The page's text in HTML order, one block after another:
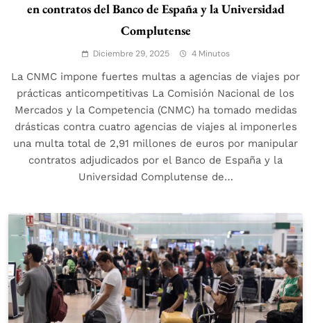
en contratos del Banco de España y la Universidad
Complutense
Diciembre 29, 2025 4 Minutos
La CNMC impone fuertes multas a agencias de viajes por
prácticas anticompetitivas La Comisión Nacional de los
Mercados y la Competencia (CNMC) ha tomado medidas
drásticas contra cuatro agencias de viajes al imponerles
una multa total de 2,91 millones de euros por manipular
contratos adjudicados por el Banco de España y la
Universidad Complutense de…